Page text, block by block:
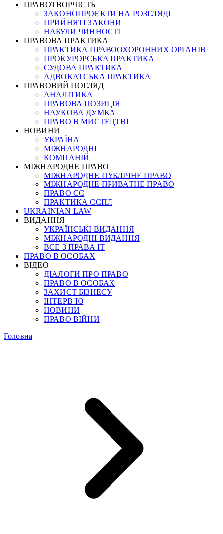
ПРАВОТВОРЧІСТЬ
ЗАКОНОПРОЄКТИ НА РОЗГЛЯДІ
ПРИЙНЯТІ ЗАКОНИ
НАБУЛИ ЧИННОСТІ
ПРАВОВА ПРАКТИКА
ПРАКТИКА ПРАВООХОРОННИХ ОРГАНІВ
ПРОКУРОРСЬКА ПРАКТИКА
СУДОВА ПРАКТИКА
АДВОКАТСЬКА ПРАКТИКА
ПРАВОВИЙ ПОГЛЯД
АНАЛІТИКА
ПРАВОВА ПОЗИЦІЯ
НАУКОВА ДУМКА
ПРАВО В МИСТЕЦТВІ
НОВИНИ
УКРАЇНА
МІЖНАРОДНІ
КОМПАНІЙ
МІЖНАРОДНЕ ПРАВО
МІЖНАРОДНЕ ПУБЛІЧНЕ ПРАВО
МІЖНАРОДНЕ ПРИВАТНЕ ПРАВО
ПРАВО ЄС
ПРАКТИКА ЄСПЛ
UKRAINIAN LAW
ВИДАННЯ
УКРАЇНСЬКІ ВИДАННЯ
МІЖНАРОДНІ ВИДАННЯ
ВСЕ З ПРАВА ІТ
ПРАВО В ОСОБАХ
ВІДЕО
ДІАЛОГИ ПРО ПРАВО
ПРАВО В ОСОБАХ
ЗАХИСТ БІЗНЕСУ
ІНТЕРВ`Ю
НОВИНИ
ПРАВО ВІЙНИ
Головна